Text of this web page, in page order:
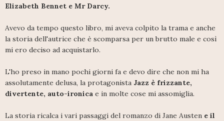
Elizabeth Bennet e Mr Darcy.
Avevo da tempo questo libro, mi aveva colpito la trama e anche
la storia dell'autrice che è scomparsa per un brutto male e così
mi ero deciso ad acquistarlo.
L'ho preso in mano pochi giorni fa e devo dire che non mi ha
assolutamente delusa, la protagonista Jazz è frizzante,
divertente, auto-ironica e in molte cose mi assomiglia.
La storia ricalca i vari passaggi del romanzo di Jane Austen e il